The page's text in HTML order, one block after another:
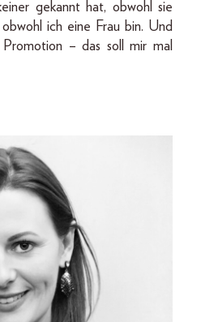
gekannt hat, obwohl sie
ich eine Frau bin. Und
– das soll mir mal